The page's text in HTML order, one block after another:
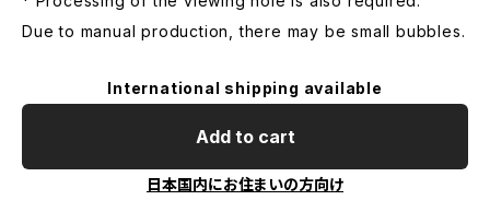
Due to manual production, there may be small bubbles.
International shipping available
Add to cart
日本国内にお住まいの方向け